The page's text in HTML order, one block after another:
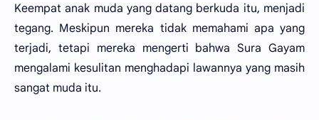
Keempat anak muda yang datang berkuda itu, menjadi
tegang. Meskipun mereka tidak memahami apa yang
terjadi, tetapi mereka mengerti bahwa Sura Gayam
mengalami kesulitan menghadapi lawannya yang masih
sangat muda itu.